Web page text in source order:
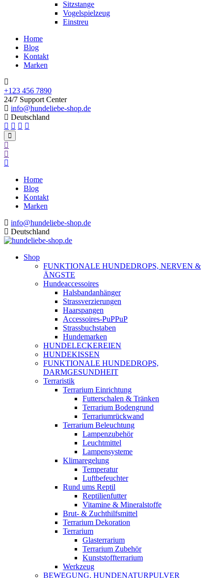
Sitzstange
Vogelspielzeug
Einstreu
Home
Blog
Kontakt
Marken
+123 456 7890
24/7 Support Center
info@hundeliebe-shop.de
Deutschland
Home
Blog
Kontakt
Marken
info@hundeliebe-shop.de
Deutschland
Shop
FUNKTIONALE HUNDEDROPS, NERVEN &
ÄNGSTE
Hundeaccessoires
Halsbandanhänger
Strassverzierungen
Haarspangen
Accessoires-PuPPuP
Strassbuchstaben
Hundemarken
HUNDELECKEREIEN
HUNDEKISSEN
FUNKTIONALE HUNDEDROPS,
DARMGESUNDHEIT
Terraristik
Terrarium Einrichtung
Futterschalen & Tränken
Terrarium Bodengrund
Terrariumrückwand
Terrarium Beleuchtung
Lampenzubehör
Leuchtmittel
Lampensysteme
Klimaregelung
Temperatur
Luftbefeuchter
Rund ums Reptil
Reptilienfutter
Vitamine & Mineralstoffe
Brut- & Zuchthilfsmittel
Terrarium Dekoration
Terrarium
Glasterrarium
Terrarium Zubehör
Kunststoffterrarium
Werkzeug
BEWEGUNG, HUNDENATURPULVER